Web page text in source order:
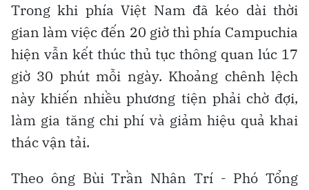
Trong khi phía Việt Nam đã kéo dài thời
gian làm việc đến 20 giờ thì phía Campuchia
hiện vẫn kết thúc thủ tục thông quan lúc 17
giờ 30 phút mỗi ngày. Khoảng chênh lệch
này khiến nhiều phương tiện phải chờ đợi,
làm gia tăng chi phí và giảm hiệu quả khai
thác vận tải.
Theo ông Bùi Trần Nhân Trí - Phó Tổng